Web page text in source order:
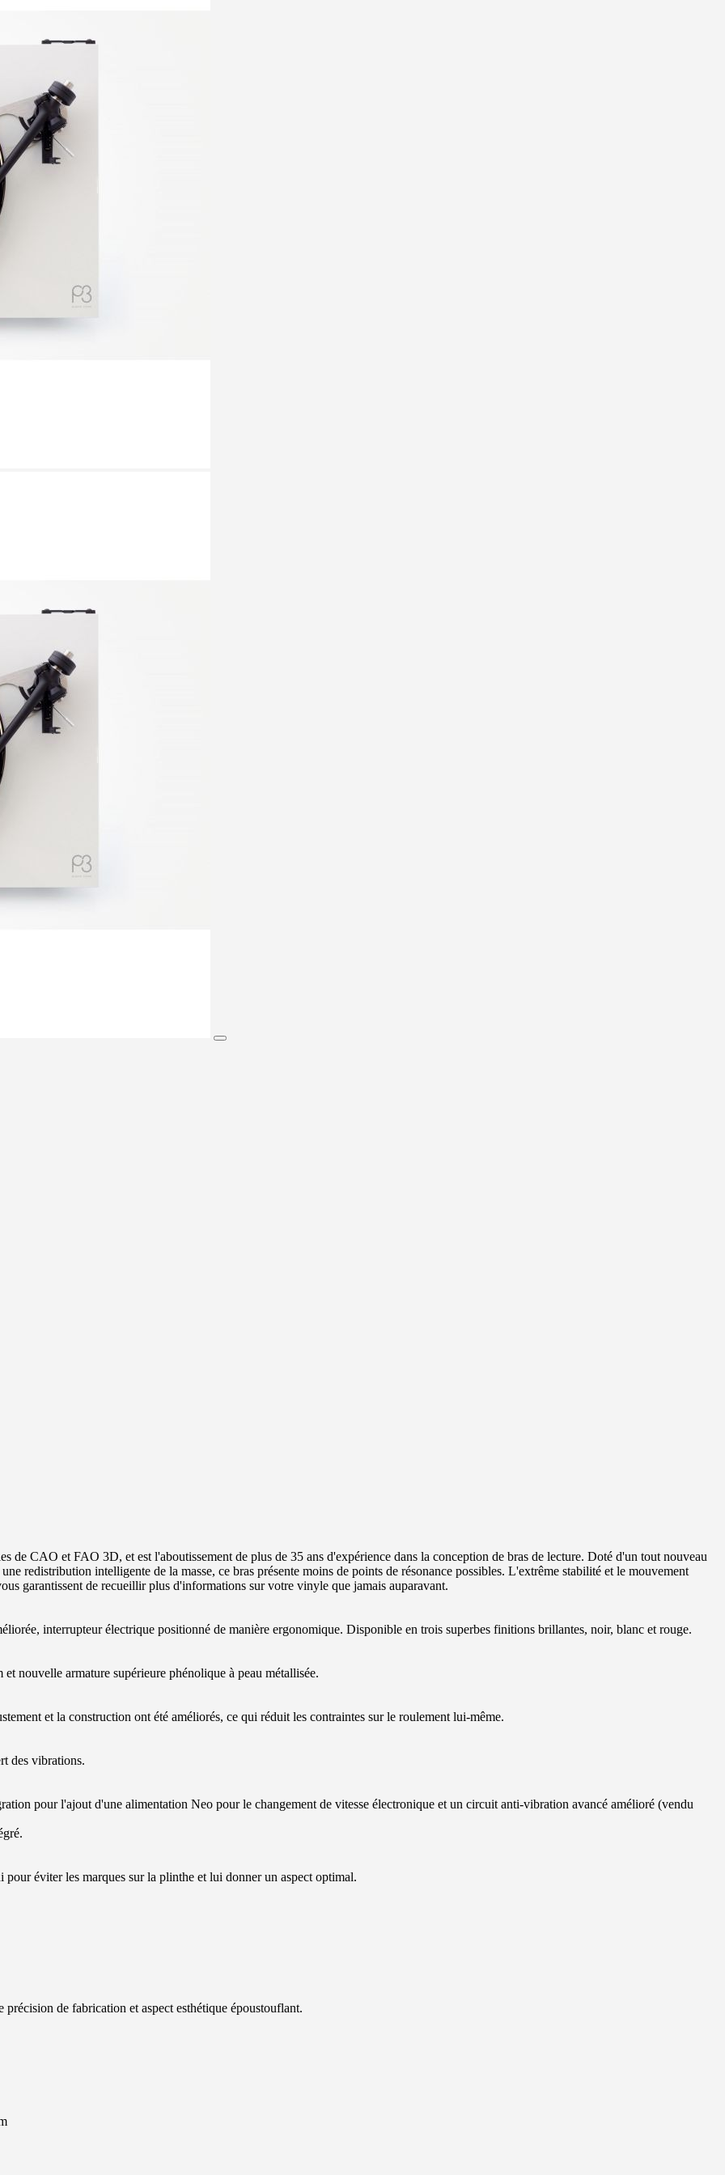
de CAO et FAO 3D, et est l'aboutissement de plus de 35 ans d'expérience dans la conception de bras de lecture. Doté d'un tout nouveau
redistribution intelligente de la masse, ce bras présente moins de points de résonance possibles. L'extrême stabilité et le mouvement
garantissent de recueillir plus d'informations sur votre vinyle que jamais auparavant.
interrupteur électrique positionné de manière ergonomique. Disponible en trois superbes finitions brillantes, noir, blanc et rouge.
nouvelle armature supérieure phénolique à peau métallisée.
et la construction ont été améliorés, ce qui réduit les contraintes sur le roulement lui-même.
des vibrations.
pour l'ajout d'une alimentation Neo pour le changement de vitesse électronique et un circuit anti-vibration avancé amélioré (vendu
éviter les marques sur la plinthe et lui donner un aspect optimal.
de fabrication et aspect esthétique époustouflant.